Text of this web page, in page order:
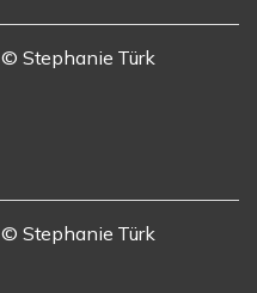
© Stephanie Türk
© Stephanie Türk